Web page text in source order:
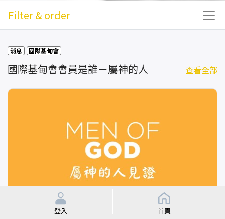
Filter & order
消息 國際基甸會
國際基甸會會員是誰－屬神的人 查看全部
屬神的人見證
登入 首頁